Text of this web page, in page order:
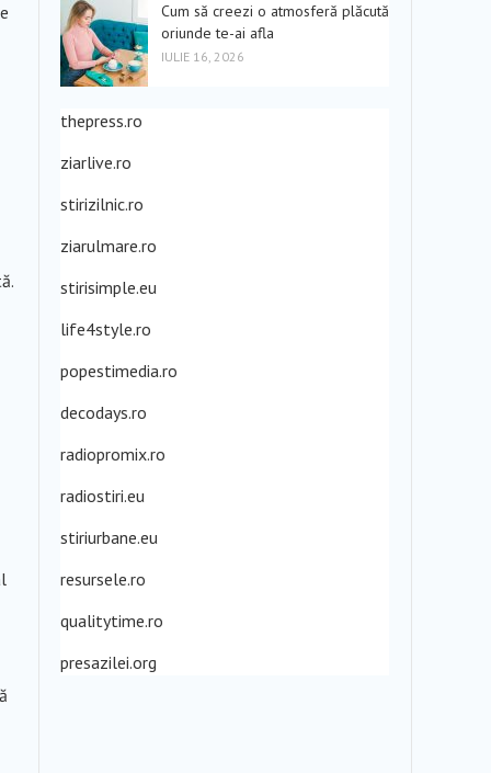
Cum să creezi o atmosferă plăcută
oriunde te-ai afla
IULIE 16, 2026
thepress.ro
ziarlive.ro
stirizilnic.ro
ziarulmare.ro
stirisimple.eu
life4style.ro
popestimedia.ro
decodays.ro
radiopromix.ro
radiostiri.eu
stiriurbane.eu
resursele.ro
qualitytime.ro
presazilei.org